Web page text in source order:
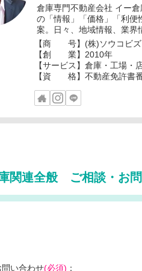
倉庫専門不動産会社 イー
の「情報」「価格」「利便
案。日々、地域情報、業界
【商 号】(株)ソウコビズ
【創 業】2010年
【サービス】倉庫・工場
【資 格】不動産免許書
関連全般 ご相談・お
問い合わせ(必須) ：